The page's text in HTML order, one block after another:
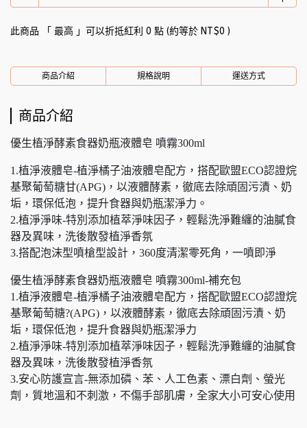
此商品 「 最高 」可以折抵紅利 0 點 (約等於 NT$0 )
商品介紹 規格說明 運送方式
商品介紹
優生植淨酵素食器奶瓶液體皂 噴霧300ml
1.植淨液體皂-植淨橘子油液體皂配方，搭配歐盟ECO認證烷
基聚葡萄糖甘(APG)，以液體酵素，徹底去除頑固污漬、奶
垢，環保低泡，提升食器與奶瓶潔淨力。
2.植淨淨味-特別添加植萃淨味因子，輕鬆洗淨難纏的油膩食
器及異味，洗後散發植淨香氛
3.搭配泡沫型噴槍型設計，360度清潔零死角，一噴即淨
優生植淨酵素食器奶瓶液體皂 噴霧300ml-補充包
1.植淨液體皂-植淨橘子油液體皂配方，搭配歐盟ECO認證烷
基聚葡萄糖?(APG)，以液體酵素，徹底去除頑固污漬、奶
垢，環保低泡，提升食器與奶瓶潔淨力
2.植淨淨味-特別添加植萃淨味因子，輕鬆洗淨難纏的油膩食
器及異味，洗後散發植淨香氛
3.安心防護宣言-無添加磷、苯、人工色素、漂白劑、螢光
劑，質地溫和不刺激，不傷手部肌膚，全家大小可安心使用